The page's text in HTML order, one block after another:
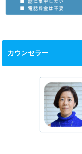
カウンセラー